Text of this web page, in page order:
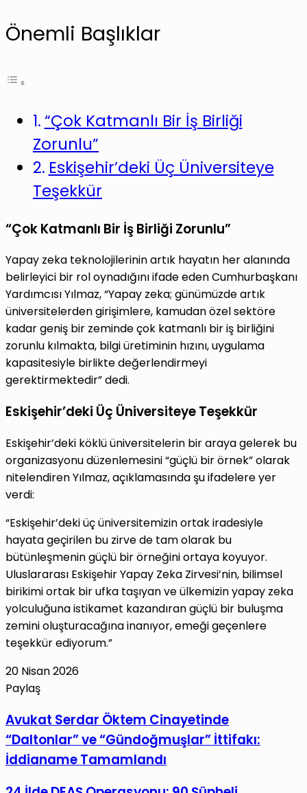
Önemli Başlıklar
“Çok Katmanlı Bir İş Birliği
Zorunlu”
Eskişehir’deki Üç Üniversiteye
Teşekkür
“Çok Katmanlı Bir İş Birliği Zorunlu”
Yapay zeka teknolojilerinin artık hayatın her alanında
belirleyici bir rol oynadığını ifade eden Cumhurbaşkanı
Yardımcısı Yılmaz, “Yapay zeka; günümüzde artık
üniversitelerden girişimlere, kamudan özel sektöre
kadar geniş bir zeminde çok katmanlı bir iş birliğini
zorunlu kılmakta, bilgi üretiminin hızını, uygulama
kapasitesiyle birlikte değerlendirmeyi
gerektirmektedir” dedi.
Eskişehir’deki Üç Üniversiteye Teşekkür
Eskişehir’deki köklü üniversitelerin bir araya gelerek bu
organizasyonu düzenlemesini “güçlü bir örnek” olarak
nitelendiren Yılmaz, açıklamasında şu ifadelere yer
verdi:
“Eskişehir’deki üç üniversitemizin ortak iradesiyle
hayata geçirilen bu zirve de tam olarak bu
bütünleşmenin güçlü bir örneğini ortaya koyuyor.
Uluslararası Eskişehir Yapay Zeka Zirvesi’nin, bilimsel
birikimi ortak bir ufka taşıyan ve ülkemizin yapay zeka
yolculuğuna istikamet kazandıran güçlü bir buluşma
zemini oluşturacağına inanıyor, emeği geçenlere
teşekkür ediyorum.”
20 Nisan 2026
Paylaş
Posta
ile
paylaş
Avukat
Serdar
Öktem
Cinayetinde
“Daltonlar”
Avukat Serdar Öktem Cinayetinde
“Daltonlar” ve “Gündoğmuşlar” İttifakı:
İddianame Tamamlandı